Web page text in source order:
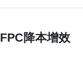
降本增效